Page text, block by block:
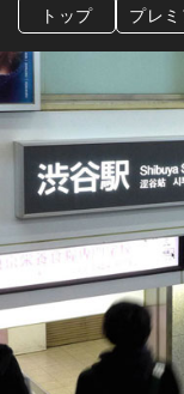
トップ プレ